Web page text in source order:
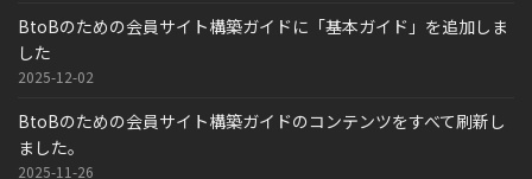
BtoBのための会員サイト構築ガイドに「基本ガイド」を追加しま
した
2025-12-02
BtoBのための会員サイト構築ガイドのコンテンツをすべて刷新し
ました。
2025-11-26